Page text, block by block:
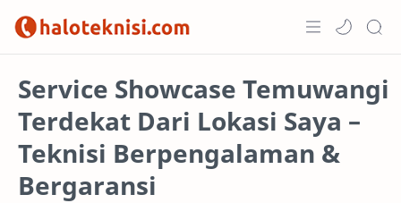
Projects
Service Showcase Temuwangi
Terdekat Dari Lokasi Saya –
Teknisi Berpengalaman &
Bergaransi